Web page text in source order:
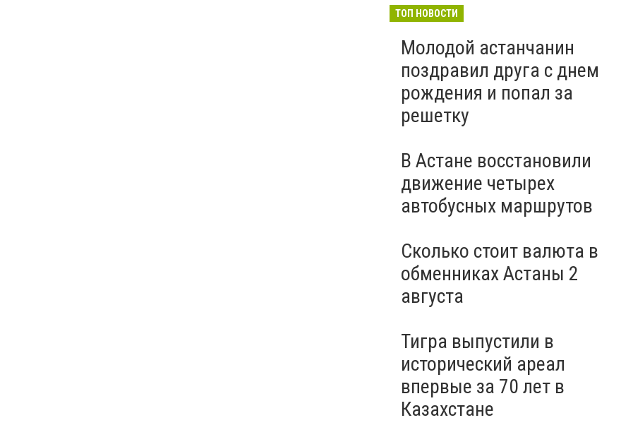
ТОП НОВОСТИ
Молодой астанчанин
поздравил друга с днем
рождения и попал за
решетку
В Астане восстановили
движение четырех
автобусных маршрутов
Сколько стоит валюта в
обменниках Астаны 2
августа
Тигра выпустили в
исторический ареал
впервые за 70 лет в
Казахстане